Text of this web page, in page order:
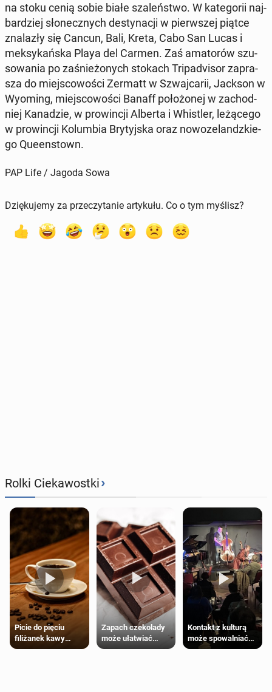
na stoku cenią sobie białe sza­leń­stwo. W ka­te­go­rii naj­
bar­dziej sło­necz­nych de­sty­na­cji w pierw­szej piątce
zna­la­zły się Cancun, Bali, Kreta, Cabo San Lucas i
mek­sy­kań­ska Playa del Carmen. Zaś ama­to­rów szu­
so­wa­nia po za­śnie­żo­nych stokach Tri­pa­dvi­sor za­pra­
sza do miej­sco­wo­ści Zermatt w Szwaj­ca­rii, Jackson w
Wyoming, miej­sco­wo­ści Banaff po­ło­żo­nej w za­chod­
niej Ka­na­dzie, w pro­win­cji Alberta i Whi­stler, le­żą­ce­go
w pro­win­cji Ko­lum­bia Bry­tyj­ska oraz no­wo­ze­landz­kie­
go Qu­een­stown.
PAP Life / Jagoda Sowa
Dziękujemy za przeczytanie artykułu. Co o tym myślisz?
Rolki Ciekawostki›
Picie do pięciu
filiżanek kawy
dziennie jest
Zapach czekolady
może ułatwiać
trening siłowy
Kontakt z kulturą
może spowalniać
starzenie